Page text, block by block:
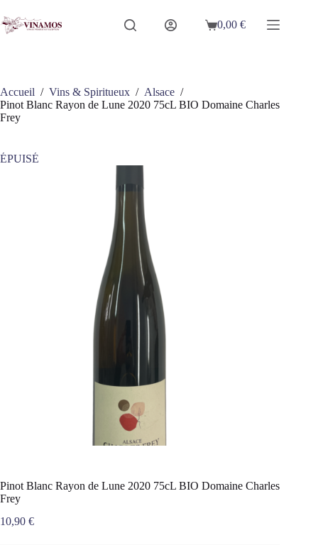
au
contenu
Panier
0,00€
Accueil / Vins & Spiritueux / Alsace /
Pinot Blanc Rayon de Lune 2020 75cL BIO Domaine Charles
Frey
ÉPUISÉ
Pinot Blanc Rayon de Lune 2020 75cL BIO Domaine Charles
Frey
10,90 €